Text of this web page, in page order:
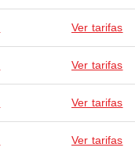
Ver tarifas
Ver tarifas
Ver tarifas
Ver tarifas